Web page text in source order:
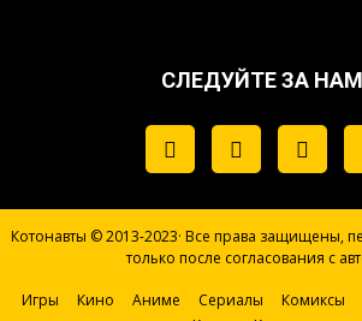
СЛЕДУЙТЕ ЗА
Котонавты © 2013-2023· Все права защищены,
только после согласования с
Игры Кино Аниме Сериалы Комиксы